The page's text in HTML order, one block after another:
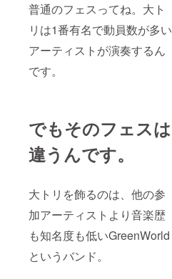
普通のフェスってね。大ト
リは1番有名で動員数が多い
アーティストが演奏するん
です。
でもそのフェスは
違うんです。
大トリを飾るのは、他の参
加アーティストより音楽歴
も知名度も低いGreenWorld
というバンド。